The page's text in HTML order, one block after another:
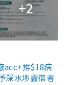
+2
acc+推$18病
深水埗露宿者